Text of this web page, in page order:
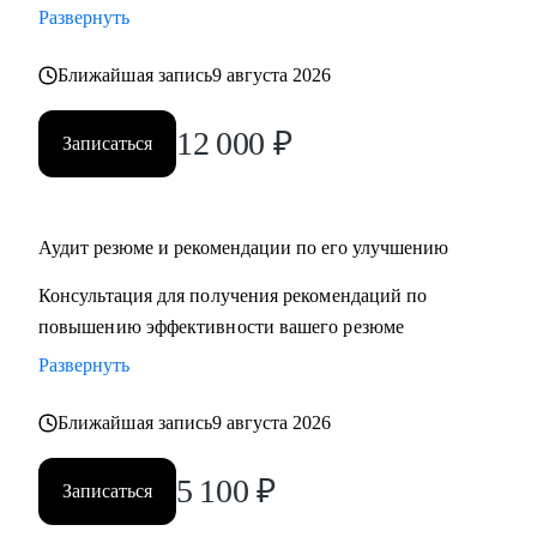
‌‌‌‌‌• избавиться от синдрома самозванца
стрессом и выгоранием
Кому могу помочь:
Руководителям среднего и высшего звена
• HR
• E-commerce
Обращаю внимание, что специализируюсь только на
Развернуть
Ближайшая запись9 августа 2026
Записаться 12 000 ₽
Аудит резюме и рекомендации по его улучшению
Консультация для получения рекомендаций по
повышению эффективности вашего резюме
Развернуть
Ближайшая запись9 августа 2026
Записаться 5 100 ₽